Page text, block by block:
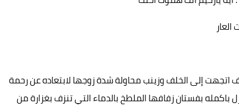
إلى الخلف وزينب محاولة شدة زوجها لابتعاده عن رحمة
بفستان زفافها الملطخ بالدماء التي تنزف بغزارة من